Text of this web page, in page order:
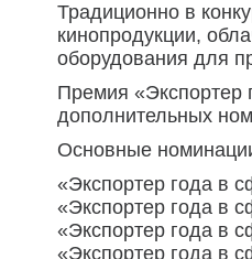
Традиционно в
кинопродукции,
оборудования для
Премия «Экспортер
дополнительных
Основные
«Экспортер года в
«Экспортер года в
«Экспортер года в
«Экспортер года в